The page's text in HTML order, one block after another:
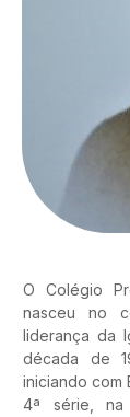
O Colégio
nasceu no
liderança da
década de
iniciando com
4ª série, na